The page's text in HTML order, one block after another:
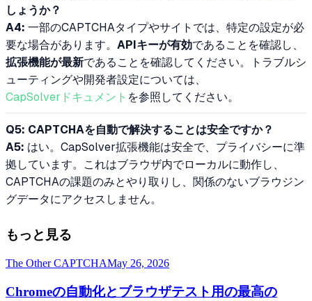
しょうか？
A4: 一部のCAPTCHAタイプやサイトでは、特定の設定が必
要な場合があります。 APIキーが有効であることを確認し、
拡張機能が最新であることを確認してください。トラブルシ
ューティングや開発者設定については、
CapSolverドキュメント を参照してください。
Q5: CAPTCHAを自動で解決することは安全ですか？
A5: はい。CapSolver拡張機能は安全で、プライバシーに準
拠しています。これはブラウザ内でローカルに動作し、
CAPTCHAの課題のみとやり取りし、関係のないブラウジン
グデータにアクセスしません。
もっと見る
The Other CAPTCHAMay 26, 2026
Chromeの自動化とブラウザテスト用の最高の